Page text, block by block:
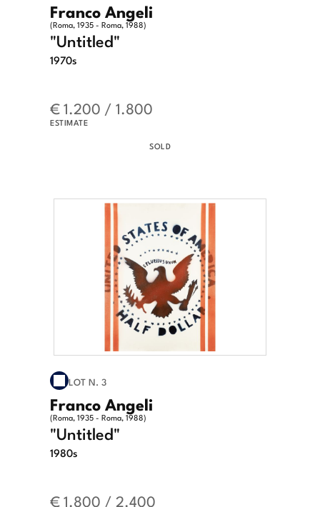
Franco Angeli
(Roma, 1935 - Roma, 1988)
"Untitled"
1970s
€ 1.200 / 1.800
ESTIMATE
SOLD
LOT N. 3
Franco Angeli
(Roma, 1935 - Roma, 1988)
"Untitled"
1980s
€ 1.800 / 2.400